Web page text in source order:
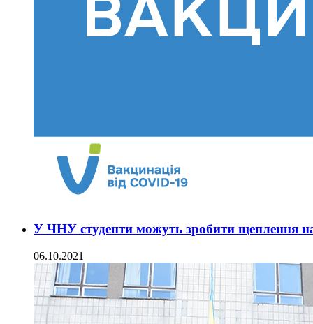
У ЧНУ студенти можуть зробити щеплення
06.10.2021